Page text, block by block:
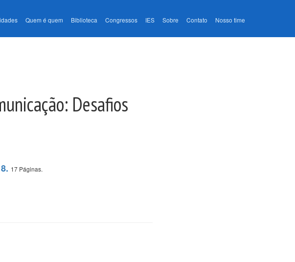
Quem é quem Biblioteca Congressos IES Sobre Contato Nosso time
Desafios
17 Páginas.